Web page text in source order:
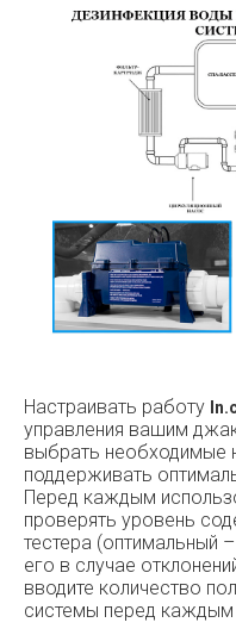
Настраивать работу
управления вашим
выбрать необходимые
поддерживать
Перед каждым
проверять уровень
тестера (оптимальный
его в случае
вводите количество
системы перед